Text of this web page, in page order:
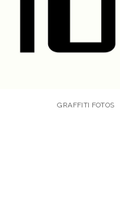
GRAFFITI FOTOS